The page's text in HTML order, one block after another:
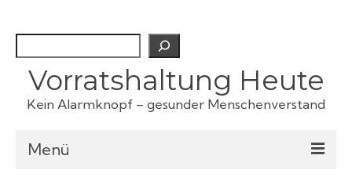
Vorratshaltung Heute
Kein Alarmknopf – gesunder Menschenverstand
Menü